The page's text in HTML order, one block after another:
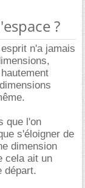
?
n'a jamais
que l'on
s'éloigner de
dimension
cela ait un
départ.